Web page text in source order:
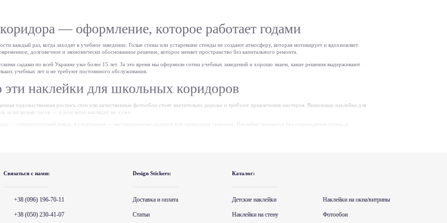
— оформление, которое работает годами
каждый раз, когда заходят в учебное заведение. Голые стены или устаревшие стенды не создают атмосферу, которая мотивирует и вдохновляет.
долговечное и экономически обоснованное решение, которое меняет пространство без капитального ремонта.
садами по всей Украине уже более 15 лет. За это время мы оформили сотни учебных заведений и хорошо знаем, какие решения выдерживают
учебных лет и не требуют постоянного обслуживания.
наклейки для школьных коридоров
художественная роспись стен или качественные фотообои стоят значительно дороже и требуют привлечения мастеров. Виниловые наклейки для
за несколько часов — и результат выглядит не хуже.
— патриотический декор, в следующем — мотивационные надписи или природная тематика. Наклейка снимается без повреждения стены, и
для оформления коридоров
моющими средствами — это критически важно для коридоров, где ежедневно проходят сотни учеников.
клеятся без клея, дюбелей и специального инструмента. К каждому заказу добавляется подробная инструкция — завуч или технический персонал
Связаться с нами:
+38 (096) 196-70-11
+38 (050) 230-41-07
Design Stickers:
Доставка и оплата
Статьи
Каталог:
Детские наклейки Наклейки на окна/витрины
Наклейки на стену Фотообои